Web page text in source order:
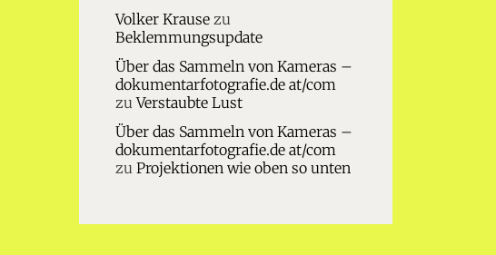
Volker Krausezu
Beklemmungsupdate
Über das Sammeln von Kameras –
dokumentarfotografie.de at/com
zuVerstaubte Lust
Über das Sammeln von Kameras –
dokumentarfotografie.de at/com
zu Projektionen wie oben so unten